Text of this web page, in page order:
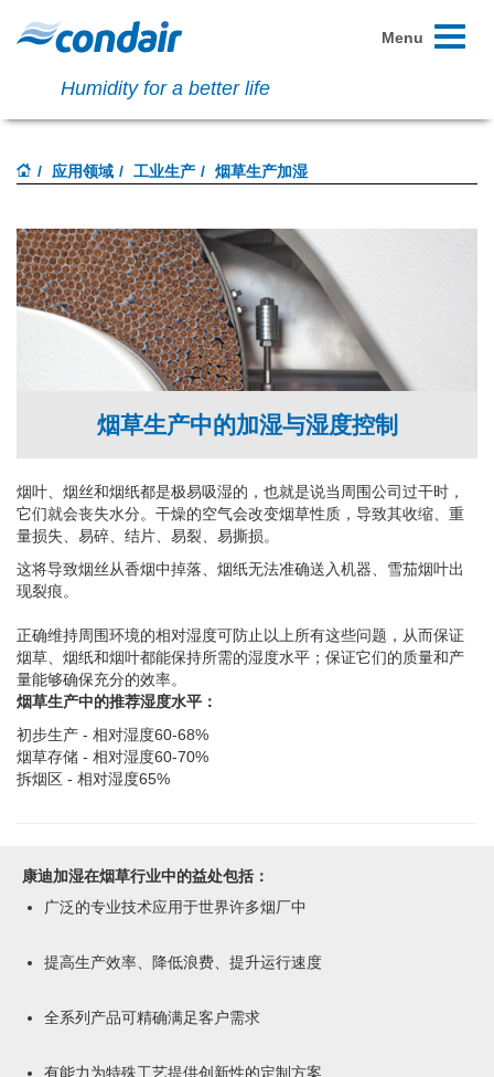
Humidity for a better life
Toggle
Menu
应用领域 工业生产 烟草生产加湿
烟草生产中的加湿与湿度控制
烟叶、烟丝和烟纸都是极易吸湿的，也就是说当周围公司过干时，
它们就会丧失水分。干燥的空气会改变烟草性质，导致其收缩、重
量损失、易碎、结片、易裂、易撕损。
这将导致烟丝从香烟中掉落、烟纸无法准确送入机器、雪茄烟叶出
现裂痕。
正确维持周围环境的相对湿度可防止以上所有这些问题，从而保证
烟草、烟纸和烟叶都能保持所需的湿度水平；保证它们的质量和产
量能够确保充分的效率。
烟草生产中的推荐湿度水平：
初步生产 - 相对湿度60-68%
烟草存储 - 相对湿度60-70%
拆烟区 - 相对湿度65%
康迪加湿在烟草行业中的益处包括：
广泛的专业技术应用于世界许多烟厂中
提高生产效率、降低浪费、提升运行速度
全系列产品可精确满足客户需求
有能力为特殊工艺提供创新性的定制方案